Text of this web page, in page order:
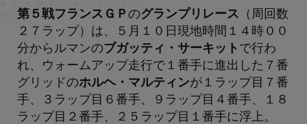
第５戦フランスＧＰ のグランプリレース （周回数
２７ラップ）は、５月１０日現地時間１４時００
分からルマンのブガッティ・サーキット で行わ
れ、ウォームアップ走行で１番手に進出した７番
グリッドのホルヘ・マルティンが１ラップ目７番
手、３ラップ目６番手、９ラップ目４番手、１８
ラップ目２番手、２５ラップ目１番手に浮上。